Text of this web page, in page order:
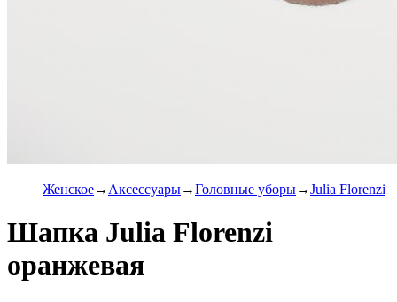
Женское Аксессуары Головные уборы Julia Florenzi
Шапка Julia Florenzi
оранжевая